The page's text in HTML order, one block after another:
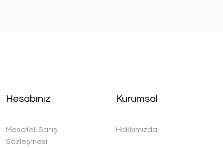
Hesabınız
Mesafeli Satış
Sözleşmesi
Kurumsal
Hakkımızda